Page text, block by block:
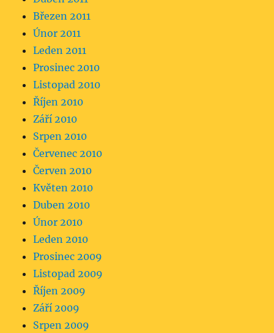
Březen 2011
Únor 2011
Leden 2011
Prosinec 2010
Listopad 2010
Říjen 2010
Září 2010
Srpen 2010
Červenec 2010
Červen 2010
Květen 2010
Duben 2010
Únor 2010
Leden 2010
Prosinec 2009
Listopad 2009
Říjen 2009
Září 2009
Srpen 2009